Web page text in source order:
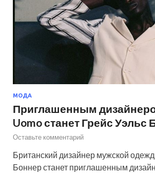
МОДА
Приглашенным
Uomo станет Грейс Уэльс
Оставьте комментарий
Британский дизайнер мужской
Боннер станет приглашенным